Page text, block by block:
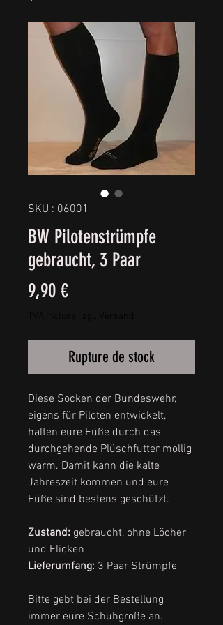
SKU : 06001
BW Pilotenstrümpfe
gebraucht, 3 Paar
9,90 €Prix
Rupture de stock
Diese Socken der Bundeswehr,
eigens für Piloten entwickelt,
halten eure Füße durch das
durchgehende Plüschfutter mollig
warm. Damit kann die kalte
Jahreszeit kommen und eure
Füße sind bestens geschützt.
Zustand: gebraucht, ohne Löcher
und Flicken
Lieferumfang: 3 Paar Strümpfe
Bitte gebt bei der Bestellung
immer eure Schuhgröße an.